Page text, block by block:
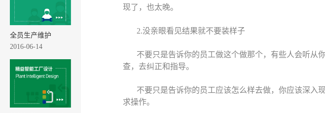
全员生产维护
2016-06-14
现了，也太晚。
2.没亲眼看见结果就不要装样子
不要只是告诉你的员工做这个做那个，有些人会听从
查，去纠正和指导。
不要只是告诉你的员工应该怎么样去做，你应该深入
求操作。